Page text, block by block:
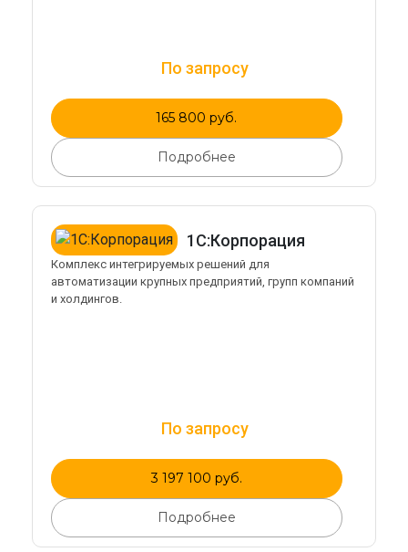
По запросу
165 800 руб.
Подробнее
1С:Корпорация
Комплекс интегрируемых решений для
автоматизации крупных предприятий, групп компаний
и холдингов.
По запросу
3 197 100 руб.
Подробнее